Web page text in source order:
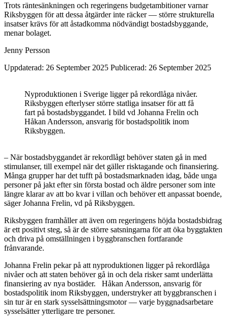
Trots ränte­sänkningen och regeringens budgetambitioner varnar
Riksbyggen för att dessa åtgärder inte räcker — större strukturella
insatser krävs för att åstadkomma nödvändigt bostadsbyggande,
menar bolaget.
Jenny Persson
Uppdaterad: 26 September 2025 Publicerad: 26 September 2025
Nyproduktionen i Sverige ligger på rekordlåga nivåer.
Riksbyggen efterlyser större statliga insatser för att få
fart på bostadsbyggandet. I bild vd Johanna Frelin och
Håkan Andersson, ansvarig för bostadspolitik inom
Riksbyggen.
– När bostadsbyggandet är rekordlågt behöver staten gå in med
stimulanser, till exempel när det gäller risktagande och finansiering.
Många grupper har det tufft på bostadsmarknaden idag, både unga
personer på jakt efter sin första bostad och äldre personer som inte
längre klarar av att bo kvar i villan och behöver ett anpassat boende,
säger Johanna Frelin, vd på Riksbyggen.
Riksbyggen framhåller att även om regeringens höjda bostadsbidrag
är ett positivt steg, så är de större satsningarna för att öka byggtakten
och driva på omställningen i byggbranschen fortfarande
frånvarande.
Johanna Frelin pekar på att nyproduktionen ligger på rekordlåga
nivåer och att staten behöver gå in och dela risker samt underlätta
finansiering av nya bostäder. Håkan Andersson, ansvarig för
bostadspolitik inom Riksbyggen, understryker att byggbranschen i
sin tur är en stark sysselsättningsmotor — varje byggnadsarbetare
sysselsätter ytterligare tre personer.